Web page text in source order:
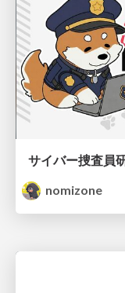
サイバー捜査員
nomizone